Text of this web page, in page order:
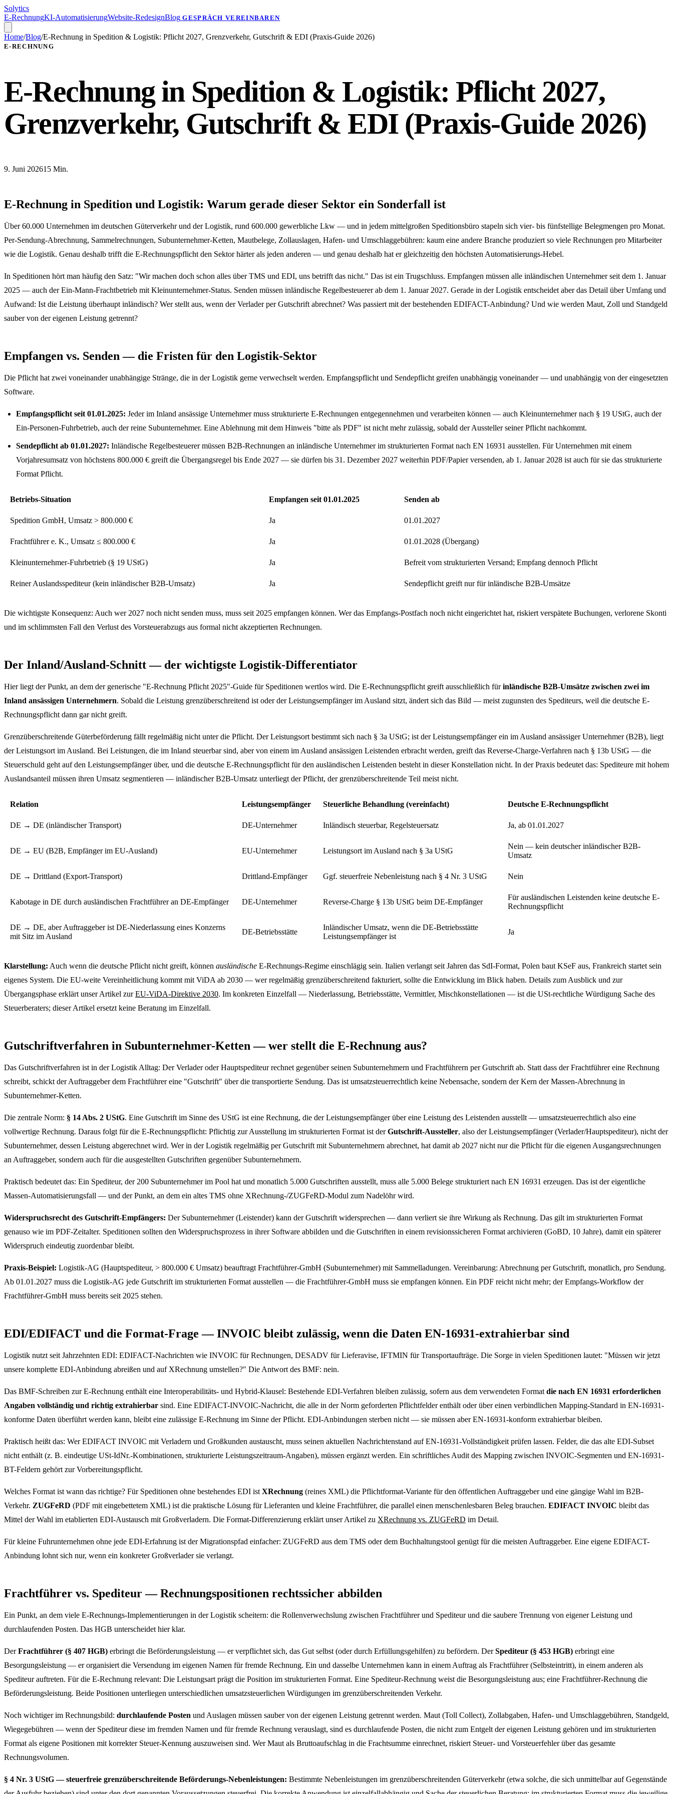
Solytics
E-RechnungKI-AutomatisierungWebsite-RedesignBlog GESPRÄCH VEREINBAREN
Home/Blog/E-Rechnung in Spedition & Logistik: Pflicht 2027, Grenzverkehr, Gutschrift & EDI (Praxis-Guide 2026)
E-RECHNUNG
E-Rechnung in Spedition & Logistik: Pflicht 2027,
Grenzverkehr, Gutschrift & EDI (Praxis-Guide 2026)
9. Juni 202615 Min.
E-Rechnung in Spedition und Logistik: Warum gerade dieser Sektor ein Sonderfall ist
Über 60.000 Unternehmen im deutschen Güterverkehr und der Logistik, rund 600.000 gewerbliche Lkw — und in jedem mittelgroßen Speditionsbüro stapeln sich vier- bis fünfstellige Belegmengen pro Monat.
Per-Sendung-Abrechnung, Sammelrechnungen, Subunternehmer-Ketten, Mautbelege, Zollauslagen, Hafen- und Umschlaggebühren: kaum eine andere Branche produziert so viele Rechnungen pro Mitarbeiter
wie die Logistik. Genau deshalb trifft die E-Rechnungspflicht den Sektor härter als jeden anderen — und genau deshalb hat er gleichzeitig den höchsten Automatisierungs-Hebel.
In Speditionen hört man häufig den Satz: "Wir machen doch schon alles über TMS und EDI, uns betrifft das nicht." Das ist ein Trugschluss. Empfangen müssen alle inländischen Unternehmer seit dem 1. Januar
2025 — auch der Ein-Mann-Frachtbetrieb mit Kleinunternehmer-Status. Senden müssen inländische Regelbesteuerer ab dem 1. Januar 2027. Gerade in der Logistik entscheidet aber das Detail über Umfang und
Aufwand: Ist die Leistung überhaupt inländisch? Wer stellt aus, wenn der Verlader per Gutschrift abrechnet? Was passiert mit der bestehenden EDIFACT-Anbindung? Und wie werden Maut, Zoll und Standgeld
sauber von der eigenen Leistung getrennt?
Empfangen vs. Senden — die Fristen für den Logistik-Sektor
Die Pflicht hat zwei voneinander unabhängige Stränge, die in der Logistik gerne verwechselt werden. Empfangspflicht und Sendepflicht greifen unabhängig voneinander — und unabhängig von der eingesetzten
Software.
Empfangspflicht seit 01.01.2025: Jeder im Inland ansässige Unternehmer muss strukturierte E-Rechnungen entgegennehmen und verarbeiten können — auch Kleinunternehmer nach § 19 UStG, auch der
Ein-Personen-Fuhrbetrieb, auch der reine Subunternehmer. Eine Ablehnung mit dem Hinweis "bitte als PDF" ist nicht mehr zulässig, sobald der Aussteller seiner Pflicht nachkommt.
Sendepflicht ab 01.01.2027: Inländische Regelbesteuerer müssen B2B-Rechnungen an inländische Unternehmer im strukturierten Format nach EN 16931 ausstellen. Für Unternehmen mit einem
Vorjahresumsatz von höchstens 800.000 € greift die Übergangsregel bis Ende 2027 — sie dürfen bis 31. Dezember 2027 weiterhin PDF/Papier versenden, ab 1. Januar 2028 ist auch für sie das strukturierte
Format Pflicht.
Betriebs-Situation Empfangen seit 01.01.2025 Senden ab
Spedition GmbH, Umsatz > 800.000 € Ja 01.01.2027
Frachtführer e. K., Umsatz ≤ 800.000 € Ja 01.01.2028 (Übergang)
Kleinunternehmer-Fuhrbetrieb (§ 19 UStG) Ja Befreit vom strukturierten Versand; Empfang dennoch Pflicht
Reiner Auslandsspediteur (kein inländischer B2B-Umsatz) Ja Sendepflicht greift nur für inländische B2B-Umsätze
Die wichtigste Konsequenz: Auch wer 2027 noch nicht senden muss, muss seit 2025 empfangen können. Wer das Empfangs-Postfach noch nicht eingerichtet hat, riskiert verspätete Buchungen, verlorene Skonti
und im schlimmsten Fall den Verlust des Vorsteuerabzugs aus formal nicht akzeptierten Rechnungen.
Der Inland/Ausland-Schnitt — der wichtigste Logistik-Differentiator
Hier liegt der Punkt, an dem der generische "E-Rechnung Pflicht 2025"-Guide für Speditionen wertlos wird. Die E-Rechnungspflicht greift ausschließlich fürinländische B2B-Umsätze zwischen zwei im
Inland ansässigen Unternehmern. Sobald die Leistung grenzüberschreitend ist oder der Leistungsempfänger im Ausland sitzt, ändert sich das Bild — meist zugunsten des Spediteurs, weil die deutsche E-
Rechnungspflicht dann gar nicht greift.
Grenzüberschreitende Güterbeförderung fällt regelmäßig nicht unter die Pflicht. Der Leistungsort bestimmt sich nach § 3a UStG; ist der Leistungsempfänger ein im Ausland ansässiger Unternehmer (B2B), liegt
der Leistungsort im Ausland. Bei Leistungen, die im Inland steuerbar sind, aber von einem im Ausland ansässigen Leistenden erbracht werden, greift das Reverse-Charge-Verfahren nach § 13b UStG — die
Steuerschuld geht auf den Leistungsempfänger über, und die deutsche E-Rechnungspflicht für den ausländischen Leistenden besteht in dieser Konstellation nicht. In der Praxis bedeutet das: Spediteure mit hohem
Auslandsanteil müssen ihren Umsatz segmentieren — inländischer B2B-Umsatz unterliegt der Pflicht, der grenzüberschreitende Teil meist nicht.
Relation Leistungsempfänger Steuerliche Behandlung (vereinfacht) Deutsche E-Rechnungspflicht
DE → DE (inländischer Transport) DE-Unternehmer Inländisch steuerbar, Regelsteuersatz Ja, ab 01.01.2027
DE → EU (B2B, Empfänger im EU-Ausland) EU-Unternehmer Leistungsort im Ausland nach § 3a UStG
Nein — kein deutscher inländischer B2B-
Umsatz
DE → Drittland (Export-Transport) Drittland-Empfänger Ggf. steuerfreie Nebenleistung nach § 4 Nr. 3 UStG Nein
Kabotage in DE durch ausländischen Frachtführer an DE-Empfänger DE-Unternehmer Reverse-Charge § 13b UStG beim DE-Empfänger
Für ausländischen Leistenden keine deutsche E-
Rechnungspflicht
DE → DE, aber Auftraggeber ist DE-Niederlassung eines Konzerns
mit Sitz im Ausland
DE-Betriebsstätte
Inländischer Umsatz, wenn die DE-Betriebsstätte
Leistungsempfänger ist
Ja
Klarstellung: Auch wenn die deutsche Pflicht nicht greift, können ausländische E-Rechnungs-Regime einschlägig sein. Italien verlangt seit Jahren das SdI-Format, Polen baut KSeF aus, Frankreich startet sein
eigenes System. Die EU-weite Vereinheitlichung kommt mit ViDA ab 2030 — wer regelmäßig grenzüberschreitend fakturiert, sollte die Entwicklung im Blick haben. Details zum Ausblick und zur
Übergangsphase erklärt unser Artikel zurEU-ViDA-Direktive 2030. Im konkreten Einzelfall — Niederlassung, Betriebsstätte, Vermittler, Mischkonstellationen — ist die USt-rechtliche Würdigung Sache des
Steuerberaters; dieser Artikel ersetzt keine Beratung im Einzelfall.
Gutschriftverfahren in Subunternehmer-Ketten — wer stellt die E-Rechnung aus?
Das Gutschriftverfahren ist in der Logistik Alltag: Der Verlader oder Hauptspediteur rechnet gegenüber seinen Subunternehmern und Frachtführern per Gutschrift ab. Statt dass der Frachtführer eine Rechnung
schreibt, schickt der Auftraggeber dem Frachtführer eine "Gutschrift" über die transportierte Sendung. Das ist umsatzsteuerrechtlich keine Nebensache, sondern der Kern der Massen-Abrechnung in
Subunternehmer-Ketten.
Die zentrale Norm: § 14 Abs. 2 UStG. Eine Gutschrift im Sinne des UStG ist eine Rechnung, die der Leistungsempfänger über eine Leistung des Leistenden ausstellt — umsatzsteuerrechtlich also eine
vollwertige Rechnung. Daraus folgt für die E-Rechnungspflicht: Pflichtig zur Ausstellung im strukturierten Format ist derGutschrift-Aussteller, also der Leistungsempfänger (Verlader/Hauptspediteur), nicht der
Subunternehmer, dessen Leistung abgerechnet wird. Wer in der Logistik regelmäßig per Gutschrift mit Subunternehmern abrechnet, hat damit ab 2027 nicht nur die Pflicht für die eigenen Ausgangsrechnungen
an Auftraggeber, sondern auch für die ausgestellten Gutschriften gegenüber Subunternehmern.
Praktisch bedeutet das: Ein Spediteur, der 200 Subunternehmer im Pool hat und monatlich 5.000 Gutschriften ausstellt, muss alle 5.000 Belege strukturiert nach EN 16931 erzeugen. Das ist der eigentliche
Massen-Automatisierungsfall — und der Punkt, an dem ein altes TMS ohne XRechnung-/ZUGFeRD-Modul zum Nadelöhr wird.
Widerspruchsrecht des Gutschrift-Empfängers: Der Subunternehmer (Leistender) kann der Gutschrift widersprechen — dann verliert sie ihre Wirkung als Rechnung. Das gilt im strukturierten Format
genauso wie im PDF-Zeitalter. Speditionen sollten den Widerspruchsprozess in ihrer Software abbilden und die Gutschriften in einem revisionssicheren Format archivieren (GoBD, 10 Jahre), damit ein späterer
Widerspruch eindeutig zuordenbar bleibt.
Praxis-Beispiel: Logistik-AG (Hauptspediteur, > 800.000 € Umsatz) beauftragt Frachtführer-GmbH (Subunternehmer) mit Sammelladungen. Vereinbarung: Abrechnung per Gutschrift, monatlich, pro Sendung.
Ab 01.01.2027 muss die Logistik-AG jede Gutschrift im strukturierten Format ausstellen — die Frachtführer-GmbH muss sie empfangen können. Ein PDF reicht nicht mehr; der Empfangs-Workflow der
Frachtführer-GmbH muss bereits seit 2025 stehen.
EDI/EDIFACT und die Format-Frage — INVOIC bleibt zulässig, wenn die Daten EN-16931-extrahierbar sind
Logistik nutzt seit Jahrzehnten EDI: EDIFACT-Nachrichten wie INVOIC für Rechnungen, DESADV für Lieferavise, IFTMIN für Transportaufträge. Die Sorge in vielen Speditionen lautet: "Müssen wir jetzt
unsere komplette EDI-Anbindung abreißen und auf XRechnung umstellen?" Die Antwort des BMF: nein.
Das BMF-Schreiben zur E-Rechnung enthält eine Interoperabilitäts- und Hybrid-Klausel: Bestehende EDI-Verfahren bleiben zulässig, sofern aus dem verwendeten Format die nach EN 16931 erforderlichen
Angaben vollständig und richtig extrahierbar sind. Eine EDIFACT-INVOIC-Nachricht, die alle in der Norm geforderten Pflichtfelder enthält oder über einen verbindlichen Mapping-Standard in EN-16931-
konforme Daten überführt werden kann, bleibt eine zulässige E-Rechnung im Sinne der Pflicht. EDI-Anbindungen sterben nicht — sie müssen aber EN-16931-konform extrahierbar bleiben.
Praktisch heißt das: Wer EDIFACT INVOIC mit Verladern und Großkunden austauscht, muss seinen aktuellen Nachrichtenstand auf EN-16931-Vollständigkeit prüfen lassen. Felder, die das alte EDI-Subset
nicht enthält (z. B. eindeutige USt-IdNr.-Kombinationen, strukturierte Leistungszeitraum-Angaben), müssen ergänzt werden. Ein schriftliches Audit des Mapping zwischen INVOIC-Segmenten und EN-16931-
BT-Feldern gehört zur Vorbereitungspflicht.
Welches Format ist wann das richtige? Für Speditionen ohne bestehendes EDI ist XRechnung (reines XML) die Pflichtformat-Variante für den öffentlichen Auftraggeber und eine gängige Wahl im B2B-
Verkehr. ZUGFeRD (PDF mit eingebettetem XML) ist die praktische Lösung für Lieferanten und kleine Frachtführer, die parallel einen menschenlesbaren Beleg brauchen. EDIFACT INVOIC bleibt das
Mittel der Wahl im etablierten EDI-Austausch mit Großverladern. Die Format-Differenzierung erklärt unser Artikel zu XRechnung vs. ZUGFeRD im Detail.
Für kleine Fuhrunternehmen ohne jede EDI-Erfahrung ist der Migrationspfad einfacher: ZUGFeRD aus dem TMS oder dem Buchhaltungstool genügt für die meisten Auftraggeber. Eine eigene EDIFACT-
Anbindung lohnt sich nur, wenn ein konkreter Großverlader sie verlangt.
Frachtführer vs. Spediteur — Rechnungspositionen rechtssicher abbilden
Ein Punkt, an dem viele E-Rechnungs-Implementierungen in der Logistik scheitern: die Rollenverwechslung zwischen Frachtführer und Spediteur und die saubere Trennung von eigener Leistung und
durchlaufenden Posten. Das HGB unterscheidet hier klar.
DerFrachtführer (§ 407 HGB) erbringt die Beförderungsleistung — er verpflichtet sich, das Gut selbst (oder durch Erfüllungsgehilfen) zu befördern. DerSpediteur (§ 453 HGB) erbringt eine
Besorgungsleistung — er organisiert die Versendung im eigenen Namen für fremde Rechnung. Ein und dasselbe Unternehmen kann in einem Auftrag als Frachtführer (Selbsteintritt), in einem anderen als
Spediteur auftreten. Für die E-Rechnung relevant: Die Leistungsart prägt die Position im strukturierten Format. Eine Spediteur-Rechnung weist die Besorgungsleistung aus; eine Frachtführer-Rechnung die
Beförderungsleistung. Beide Positionen unterliegen unterschiedlichen umsatzsteuerlichen Würdigungen im grenzüberschreitenden Verkehr.
Noch wichtiger im Rechnungsbild: durchlaufende Posten und Auslagen müssen sauber von der eigenen Leistung getrennt werden. Maut (Toll Collect), Zollabgaben, Hafen- und Umschlaggebühren, Standgeld,
Wiegegebühren — wenn der Spediteur diese im fremden Namen und für fremde Rechnung verauslagt, sind es durchlaufende Posten, die nicht zum Entgelt der eigenen Leistung gehören und im strukturierten
Format als eigene Positionen mit korrekter Steuer-Kennung auszuweisen sind. Wer Maut als Bruttoaufschlag in die Frachtsumme einrechnet, riskiert Steuer- und Vorsteuerfehler über das gesamte
Rechnungsvolumen.
§ 4 Nr. 3 UStG — steuerfreie grenzüberschreitende Beförderungs-Nebenleistungen: Bestimmte Nebenleistungen im grenzüberschreitenden Güterverkehr (etwa solche, die sich unmittelbar auf Gegenstände